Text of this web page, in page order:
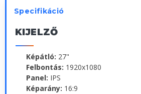
Specifikáció
KIJELZŐ
Képátló: 27"
Felbontás: 1920x1080
Panel: IPS
Képarány: 16:9